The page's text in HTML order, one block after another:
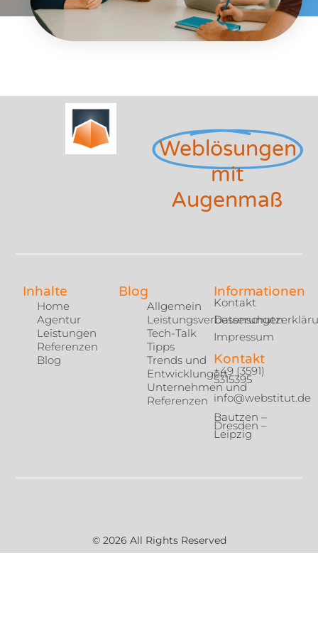
Weblösungen
mit
Augenmaß
Inhalte
Home
Agentur
Leistungen
Referenzen
Blog
Blog
Allgemein
Leistungsverbesserungen
Tech-Talk
Tipps
Trends und
Entwicklungen
Unternehmen und
Referenzen
Informationen
Kontakt
Impressum
Kontakt
+49 (3591)
5315395
info@webstitut.de
Bautzen –
Dresden –
Leipzig
© 2026 All Rights Reserved